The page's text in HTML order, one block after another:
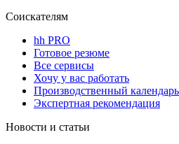
Соискателям
hh PRO
Готовое резюме
Все сервисы
Хочу у вас работать
Производственный календарь
Экспертная рекомендация
Новости и статьи